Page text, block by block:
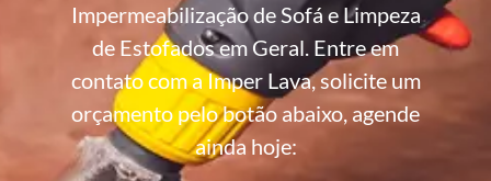
Impermeabilização de Sofá e Limpeza
de Estofados em Geral. Entre em
contato com a Imper Lava, solicite um
orçamento pelo botão abaixo, agende
ainda hoje: